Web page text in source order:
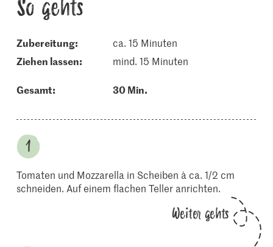
So gehts
Zubereitung:
ca. 15 Minuten
ziehen lassen:
mind. 15 Minuten
Gesamt: 30 Min.
Tomaten und Mozzarella in Scheiben à ca. 1/2 cm
schneiden. Auf einem flachen Teller anrichten.
Weiter gehts